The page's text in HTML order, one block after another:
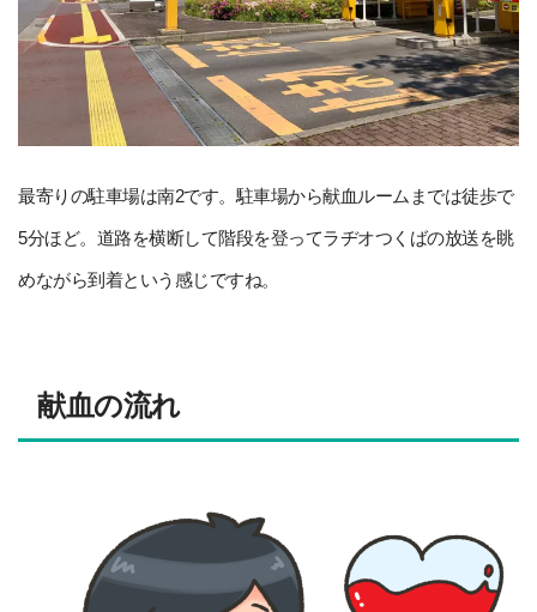
最寄りの駐車場は南2です。駐車場から献血ルームまでは徒歩で
5分ほど。道路を横断して階段を登ってラヂオつくばの放送を眺
めながら到着という感じですね。
献血の流れ